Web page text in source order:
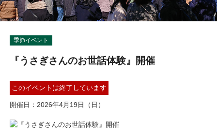
季節イベント
『うさぎさんのお世話体験』開催
このイベントは終了しています
開催日 2026年4月19日（日）